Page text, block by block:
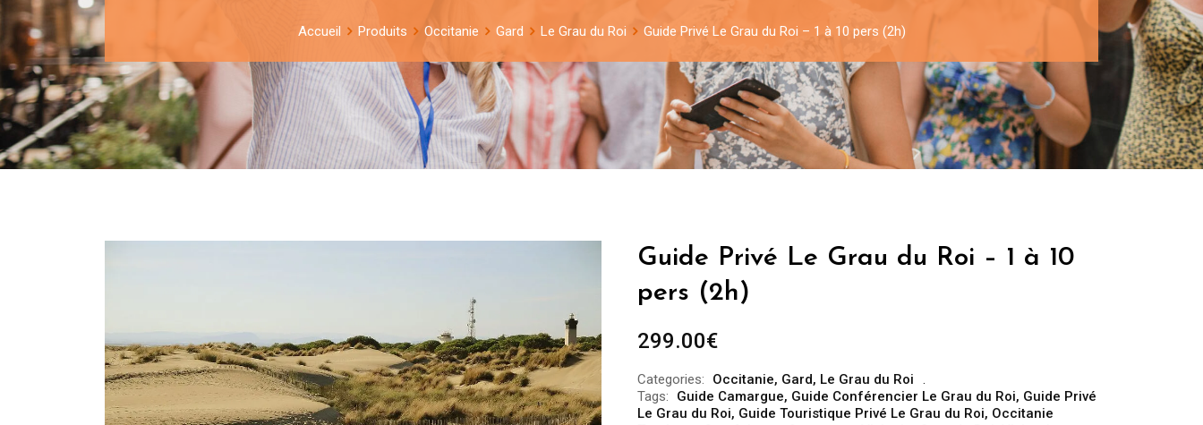
Accueil Produits Occitanie Gard Le Grau du Roi Guide Privé Le Grau du Roi – 1 à 10 pers (2h)
Guide Privé Le Grau du Roi – 1 à 10
pers (2h)
299.00€
Categories: Occitanie, Gard, Le Grau du Roi
Tags:
Guide Camargue, Guide Conférencier Le Grau du Roi, Guide Privé
Le Grau du Roi, Guide Touristique Privé Le Grau du Roi, Occitanie